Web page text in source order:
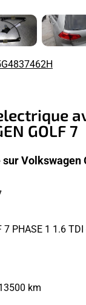
GOLF 7
Volkswagen
7 PHASE 1 1.6 TDI
km